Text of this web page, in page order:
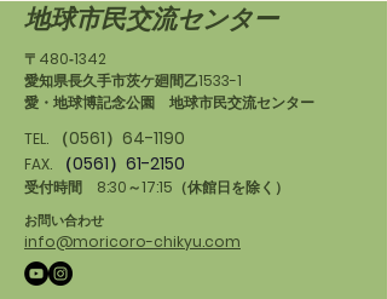
地球市民交流センター
〒480‐1342
愛知県長久手市茨ケ廻間乙1533-1
愛・地球博記念公園 地球市民交流センター
TEL.
（0561）64-1190
FAX. （0561）61-2150
受付時間 8:30～17:15（休館日を除く）
お問い合わせ
info@moricoro-chikyu.com